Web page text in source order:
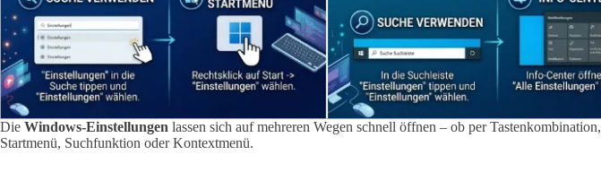
Die Windows-Einstellungen lassen sich auf mehreren Wegen schnell öffnen – ob per Tastenkombination,
Startmenü, Suchfunktion oder Kontextmenü.